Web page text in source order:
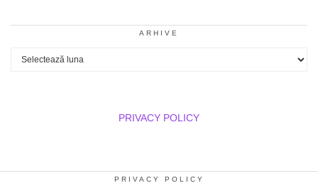
ARHIVE
Arhive
PRIVACY POLICY
PRIVACY POLICY